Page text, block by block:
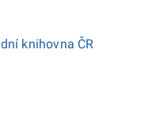
knihovna ČR